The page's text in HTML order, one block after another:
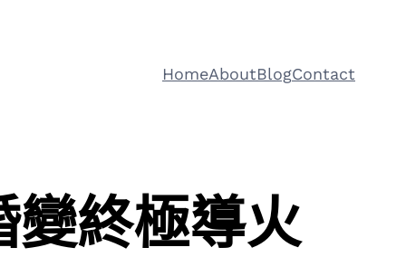
HomeAboutBlogContact
變終極導火